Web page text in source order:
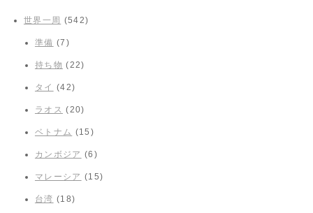
世界一周 (542)
準備 (7)
持ち物 (22)
タイ (42)
ラオス (20)
ベトナム (15)
カンボジア (6)
マレーシア (15)
台湾 (18)